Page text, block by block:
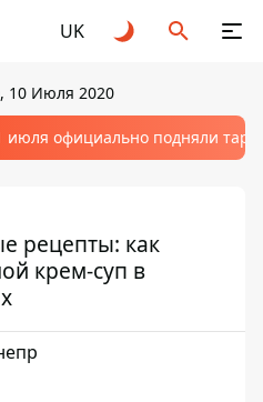
UK
10 Июля 2020
июля официально подняли
рецепты: как
крем-суп в